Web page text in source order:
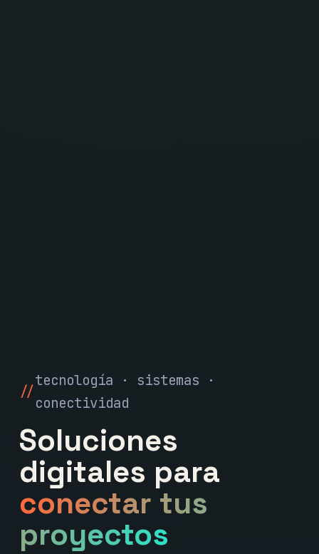
tecnología · sistemas ·
conectividad
Soluciones
digitales para
conectar tus
proyectos